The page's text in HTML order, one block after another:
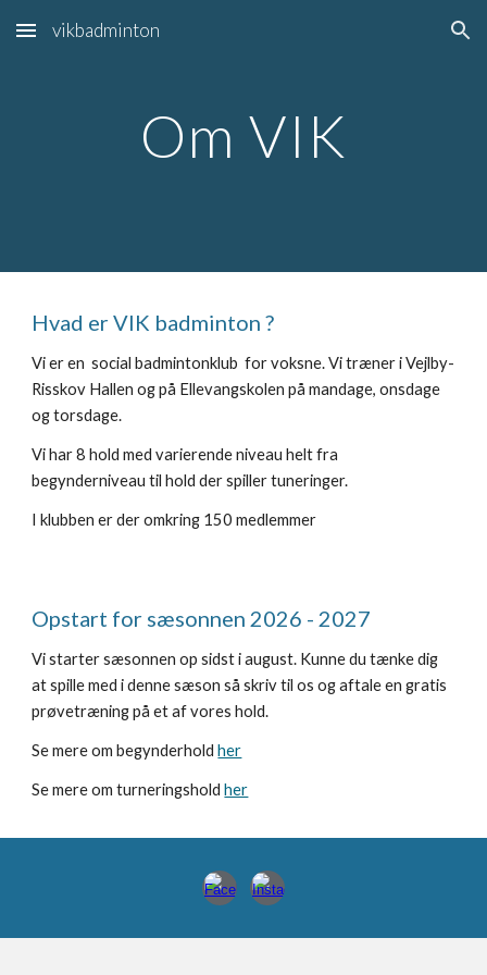
Skip to main content Skip to navigation
vikbadminton
Om VIK
Hvad er VIK badminton ?
Vi er en social badmintonklub for voksne. Vi træner i Vejlby-
Risskov Hallen og på Ellevangskolen på mandage, onsdage
og torsdage.
Vi har 8 hold med varierende niveau helt fra
begynderniveau til hold der spiller tuneringer.
I klubben er der omkring 150 medlemmer
Opstart for sæsonnen 2026 - 2027
Vi starter sæsonnen op sidst i august. Kunne du tænke dig
at spille med i denne sæson så skriv til os og aftale en gratis
prøvetræning på et af vores hold.
Se mere om begynderholdher
Se mere om turneringsholdher